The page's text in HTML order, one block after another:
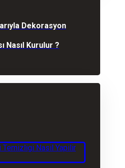
Dekorasyon
Nasıl Kurulur ?